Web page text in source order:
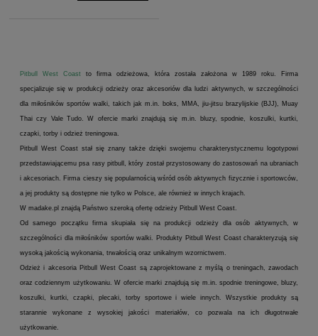
Pitbull West Coast to firma odzieżowa, która została założona w 1989 roku. Firma
specjalizuje się w produkcji odzieży oraz akcesoriów dla ludzi aktywnych, w szczególności
dla miłośników sportów walki, takich jak m.in. boks, MMA, jiu-jitsu brazylijskie (BJJ), Muay
Thai czy Vale Tudo. W ofercie marki znajdują się m.in. bluzy, spodnie, koszulki, kurtki,
czapki, torby i odzież treningowa.
Pitbull West Coast stał się znany także dzięki swojemu charakterystycznemu logotypowi
przedstawiającemu psa rasy pitbull, który został przystosowany do zastosowań na ubraniach
i akcesoriach. Firma cieszy się popularnością wśród osób aktywnych fizycznie i sportowców,
a jej produkty są dostępne nie tylko w Polsce, ale również w innych krajach.
W madake.pl znajdą Państwo szeroką ofertę odzieży Pitbull West Coast.
Od samego początku firma skupiała się na produkcji odzieży dla osób aktywnych, w
szczególności dla miłośników sportów walki. Produkty Pitbull West Coast charakteryzują się
wysoką jakością wykonania, trwałością oraz unikalnym wzornictwem.
Odzież i akcesoria Pitbull West Coast są zaprojektowane z myślą o treningach, zawodach
oraz codziennym użytkowaniu. W ofercie marki znajdują się m.in. spodnie treningowe, bluzy,
koszulki, kurtki, czapki, plecaki, torby sportowe i wiele innych. Wszystkie produkty są
starannie wykonane z wysokiej jakości materiałów, co pozwala na ich długotrwałe
użytkowanie.